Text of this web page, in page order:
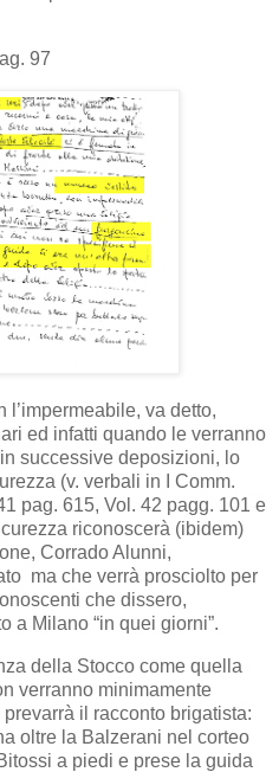
97
l’impermeabile, va detto,
ed infatti quando le verranno
successive deposizioni, lo
(v. verbali in I Comm.
pag. 615, Vol. 42 pagg. 101 e
riconoscerà (ibidem)
Corrado Alunni,
ma che verrà prosciolto per
che dissero,
a Milano “in quei giorni”.
della Stocco come quella
verranno minimamente
il racconto brigatista:
oltre la Balzerani nel corteo
a piedi e prese la guida